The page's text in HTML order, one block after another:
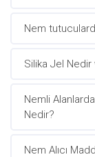
Nem
Silika Jel Nedir
Nemli
Nedir?
Nem Alıcı